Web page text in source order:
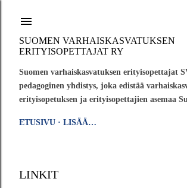
SUOMEN VARHAISKASVATUKSEN
ERITYISOPETTAJAT RY
Suomen varhaiskasvatuksen erityisopettajat
pedagoginen yhdistys, joka edistää
erityisopetuksen ja erityisopettajien asemaa
ETUSIVU LISÄÄ…
LINKIT